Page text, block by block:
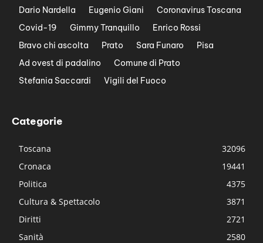
Dario Nardella
Eugenio Giani
Coronavirus Toscana
Covid-19
Gimmy Tranquillo
Enrico Rossi
Bravo chi ascolta
Prato Sara Funaro
Pisa
Ad ovest di padalino
Comune di Prato
Stefania Saccardi
Vigili del Fuoco
Categorie
Toscana
32096
Cronaca
19441
Politica
4375
Cultura & Spettacolo
3871
Diritti
2721
Sanità
2580